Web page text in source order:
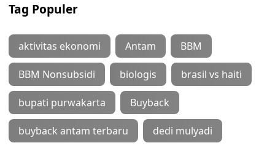
Tag Populer
aktivitas ekonomi Antam BBM
BBM Nonsubsidi biologis brasil vs haiti
bupati purwakarta Buyback
buyback antam terbaru dedi mulyadi